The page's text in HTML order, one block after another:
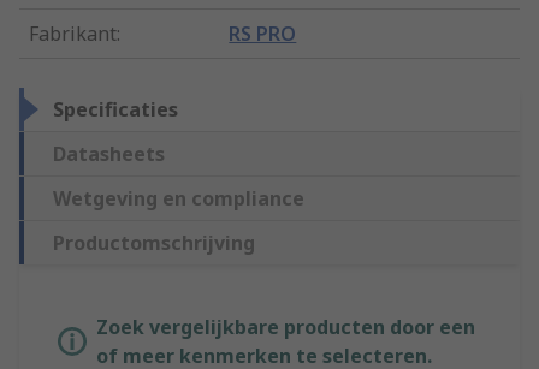
Fabrikant: RS PRO
Specificaties
Datasheets
Wetgeving en compliance
Productomschrijving
Zoek vergelijkbare producten door een
of meer kenmerken te selecteren.